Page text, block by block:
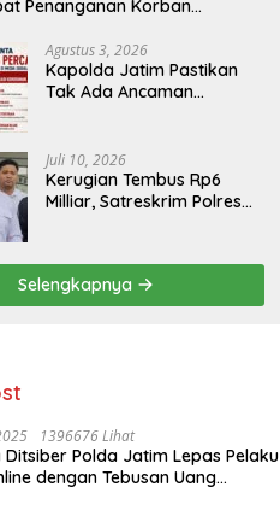
Penanganan Korban
Agustus 3, 2026
Kapolda Jatim Pastikan
Tak Ada Ancaman
Percaya Hoaks
Juli 10, 2026
Kerugian Tembus Rp6
Milliar, Satreskrim Polres
Arisan Bodong
Selengkapnya
1396676 Lihat
Ditsiber Polda Jatim Lepas Pelaku
dengan Tebusan Uang